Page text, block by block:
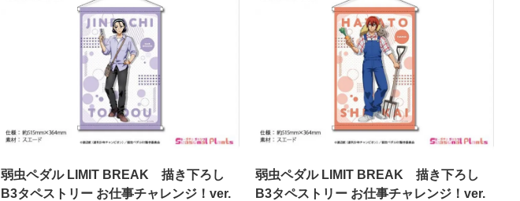
弱虫ペダル LIMIT BREAK 描き下ろし
B3タペストリー お仕事チャレンジ！ver.
弱虫ペダル LIMIT BREAK 描き下ろし
B3タペストリー お仕事チャレンジ！ver.